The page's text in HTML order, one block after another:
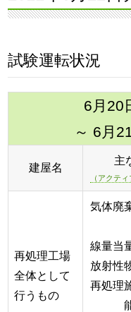
試験運転状況
6月20
～ 6月
建屋名
主
（アクテ
再処理工場
全体として
行うもの
気体廃
線量当
放射性
再処理